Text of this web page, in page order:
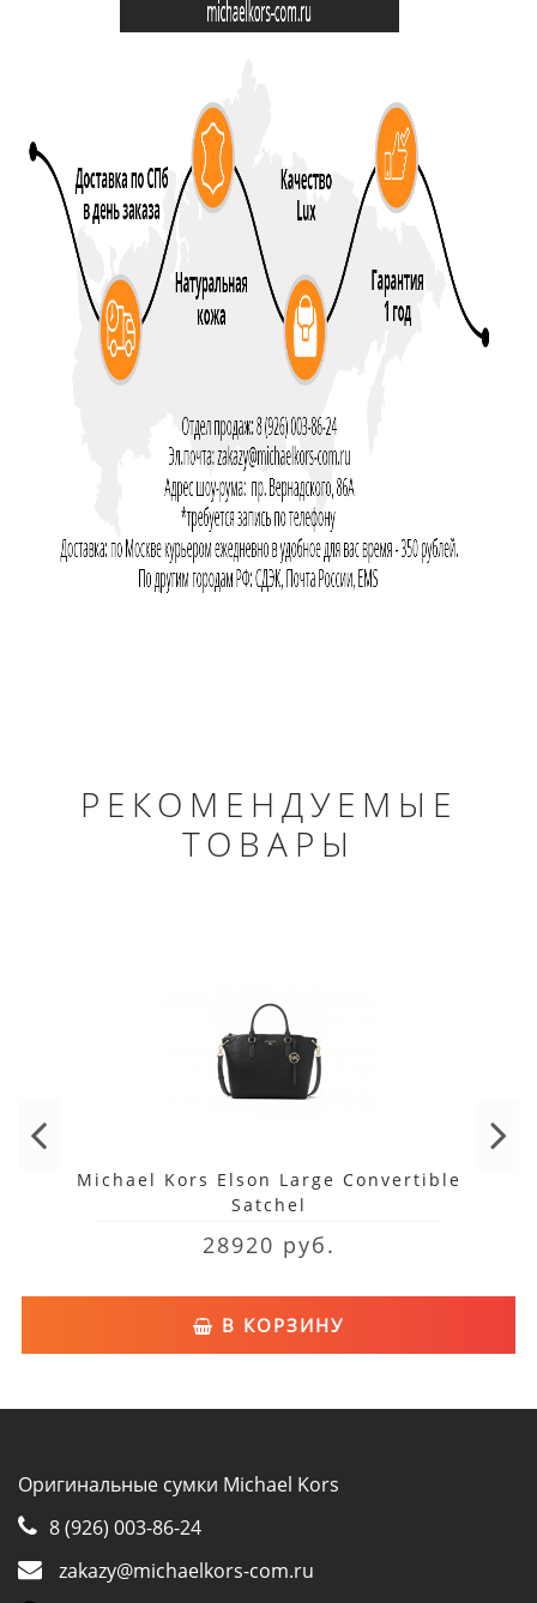
РЕКОМЕНДУЕМЫЕ
ТОВАРЫ
Michael Kors Elson Large Convertible
Satchel
28920 руб.
В КОРЗИНУ
Оригинальные сумки Michael Kors
8 (926) 003-86-24
zakazy@michaelkors-com.ru